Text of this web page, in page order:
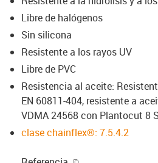
Libre de halógenos
Sin silicona
Resistente a los rayos UV
Libre de PVC
Resistencia al aceite:
EN 60811-404, resistente a
VDMA 24568 con Plantocut 8
clase chainflex®: 7.5.4.2